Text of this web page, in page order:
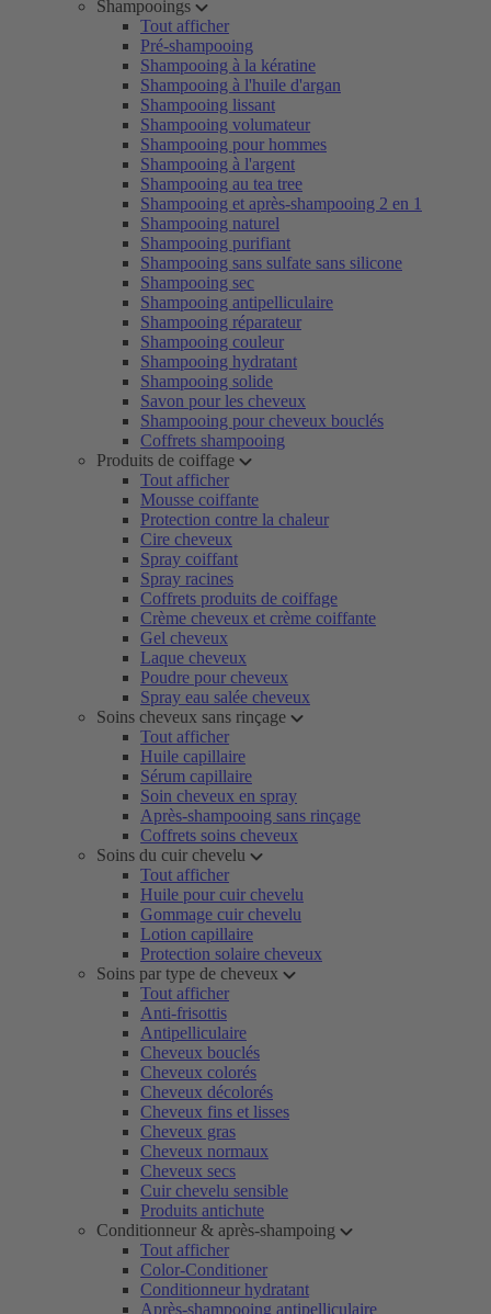
Shampooings
Tout afficher
Pré-shampooing
Shampooing à la kératine
Shampooing à l'huile d'argan
Shampooing lissant
Shampooing volumateur
Shampooing pour hommes
Shampooing à l'argent
Shampooing au tea tree
Shampooing et après-shampooing 2 en 1
Shampooing naturel
Shampooing purifiant
Shampooing sans sulfate sans silicone
Shampooing sec
Shampooing antipelliculaire
Shampooing réparateur
Shampooing couleur
Shampooing hydratant
Shampooing solide
Savon pour les cheveux
Shampooing pour cheveux bouclés
Coffrets shampooing
Produits de coiffage
Tout afficher
Mousse coiffante
Protection contre la chaleur
Cire cheveux
Spray coiffant
Spray racines
Coffrets produits de coiffage
Crème cheveux et crème coiffante
Gel cheveux
Laque cheveux
Poudre pour cheveux
Spray eau salée cheveux
Soins cheveux sans rinçage
Tout afficher
Huile capillaire
Sérum capillaire
Soin cheveux en spray
Après-shampooing sans rinçage
Coffrets soins cheveux
Soins du cuir chevelu
Tout afficher
Huile pour cuir chevelu
Gommage cuir chevelu
Lotion capillaire
Protection solaire cheveux
Soins par type de cheveux
Tout afficher
Anti-frisottis
Antipelliculaire
Cheveux bouclés
Cheveux colorés
Cheveux décolorés
Cheveux fins et lisses
Cheveux gras
Cheveux normaux
Cheveux secs
Cuir chevelu sensible
Produits antichute
Conditionneur & après-shampoing
Tout afficher
Color-Conditioner
Conditionneur hydratant
Après-shampooing antipelliculaire